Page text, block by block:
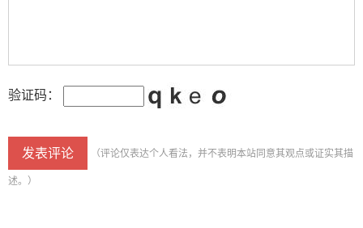
验证码：
（评论仅表达个人看法，并不表明本站同意其观点或证实其描
述。）